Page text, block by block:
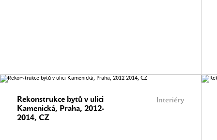
Interiéry
Rekonstrukce bytů v ulici
Kamenická, Praha, 2012-
2014, CZ